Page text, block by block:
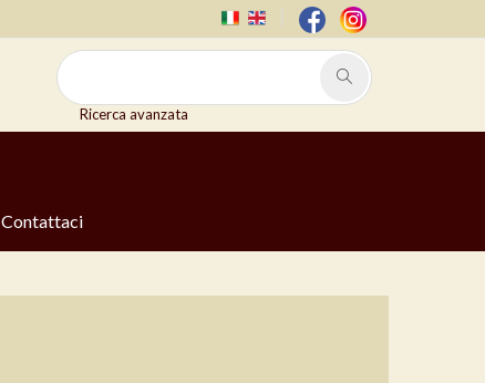
Ricerca avanzata
Contattaci